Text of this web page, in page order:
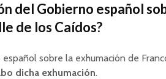
del Gobierno español
de los Caídos?
sobre la exhumación de
dicha exhumación.